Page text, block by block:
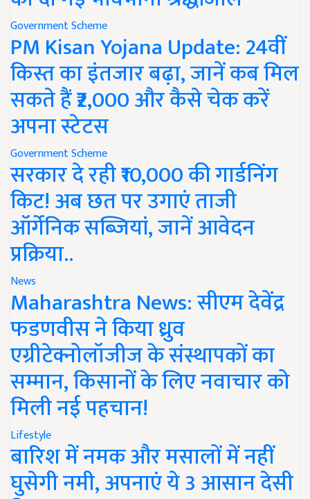
Government Scheme
PM Kisan Yojana Update: 24वीं
किस्त का इंतजार बढ़ा, जानें कब मिल
सकते हैं ₹2,000 और कैसे चेक करें
अपना स्टेटस
Government Scheme
सरकार दे रही ₹10,000 की गार्डनिंग
किट! अब छत पर उगाएं ताजी
ऑर्गेनिक सब्जियां, जानें आवेदन
प्रक्रिया..
News
Maharashtra News: सीएम देवेंद्र
फडणवीस ने किया ध्रुव
एग्रीटेक्नोलॉजीज के संस्थापकों का
सम्मान, किसानों के लिए नवाचार को
मिली नई पहचान!
Lifestyle
बारिश में नमक और मसालों में नहीं
घुसेगी नमी, अपनाएं ये 3 आसान देसी